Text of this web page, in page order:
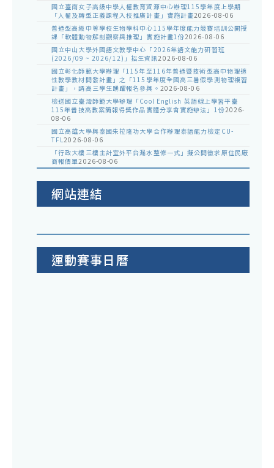
國立臺南女子高級中學人權教育資源中心辦理115學年度上學期
「人權及轉型正義課程入校推廣計畫」實施計畫2026-08-06
普通型高級中等學校生物學科中心115學年度能力競賽培訓公開授
課「軟體動物解剖觀察與推理」實施計畫1份2026-08-06
國立中山大學外國語文教學中心「2026年語文能力研習班
(2026/09 ~ 2026/12)」招生資訊2026-08-06
國立彰化師範大學辦理「115年至116年普通暨技術型高中物理適
性教學教材開發計畫」之「115學年度全國高三暑假學測物理複習
計畫」，請高三學生踴躍報名參與。 2026-08-06
檢送國立臺灣師範大學辦理「Cool English 英語線上學習平臺
115年普技高教案簡報得獎作品實體分享會實施辦法」1份2026-
08-06
國立高雄大學與泰國朱拉隆功大學合作辦理泰語能力檢定CU-
TFL2026-08-06
「行政大樓三樓主計室外平台漏水整修一式」擬公開徵求原住民廠
商報價單2026-08-06
網站連結
運動賽事日曆